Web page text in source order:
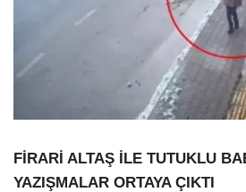
FİRARİ ALTAŞ İLE TUTUKLU
YAZIŞMALAR ORTAYA ÇIKTI